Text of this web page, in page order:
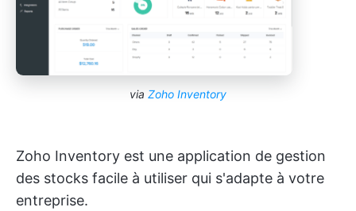
via Zoho Inventory
Zoho Inventory est une application de gestion
des stocks facile à utiliser qui s'adapte à votre
entreprise.